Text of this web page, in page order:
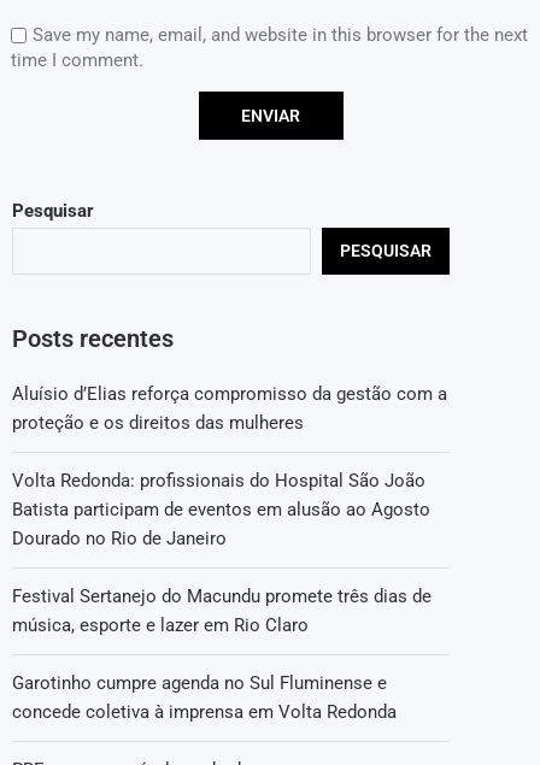
Save my name, email, and website in this browser for the next
time I comment.
Pesquisar
PESQUISAR
Posts recentes
Aluísio d’Elias reforça compromisso da gestão com a
proteção e os direitos das mulheres
Volta Redonda: profissionais do Hospital São João
Batista participam de eventos em alusão ao Agosto
Dourado no Rio de Janeiro
Festival Sertanejo do Macundu promete três dias de
música, esporte e lazer em Rio Claro
Garotinho cumpre agenda no Sul Fluminense e
concede coletiva à imprensa em Volta Redonda